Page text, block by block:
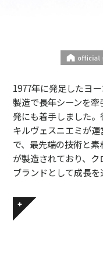
1977年に発足したヨ
製造で長年シーンを
発にも着手しました
キルヴェスニエミが
で、最先端の技術と
が製造されており、
ブランドとして成長を